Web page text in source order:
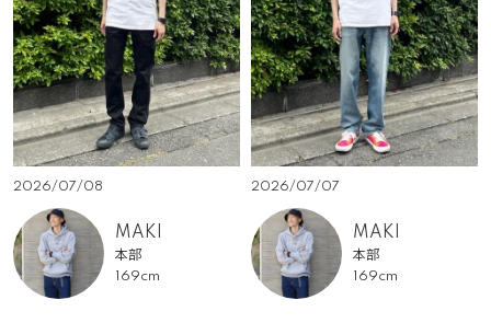
2026/07/08
MAKI
本部
169cm
2026/07/07
MAKI
本部
169cm